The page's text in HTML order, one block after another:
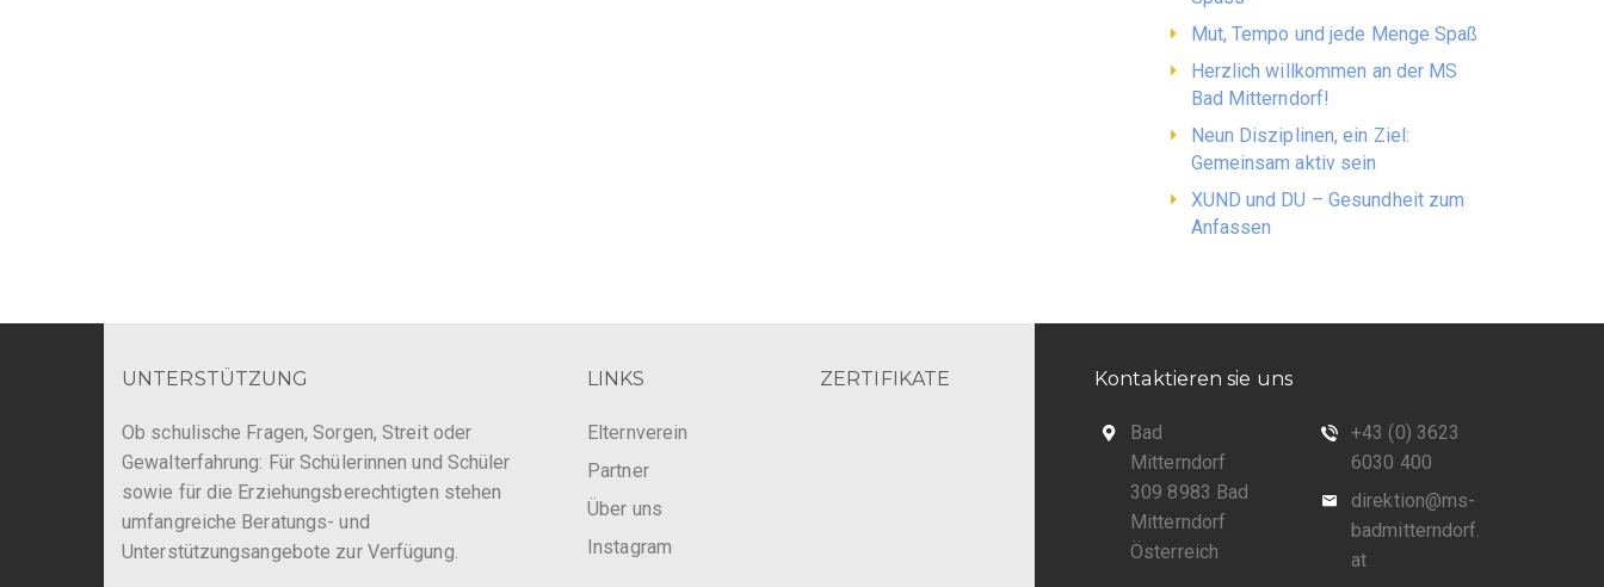
Mut, Tempo und jede Menge Spaß
Herzlich willkommen an der MS
Bad Mitterndorf!
Neun Disziplinen, ein Ziel:
Gemeinsam aktiv sein
XUND und DU – Gesundheit zum
Anfassen
UNTERSTÜTZUNG
Ob schulische Fragen, Sorgen, Streit oder
Gewalterfahrung: Für Schülerinnen und Schüler
sowie für die Erziehungsberechtigten stehen
umfangreiche Beratungs- und
Unterstützungsangebote zur Verfügung.
LINKS
Elternverein
Partner
Über uns
Instagram
ZERTIFIKATE Kontaktieren sie uns
Bad
Mitterndorf
309 8983 Bad
Mitterndorf
Österreich
+43 (0) 3623
6030 400
direktion@ms-
badmitterndorf.
at